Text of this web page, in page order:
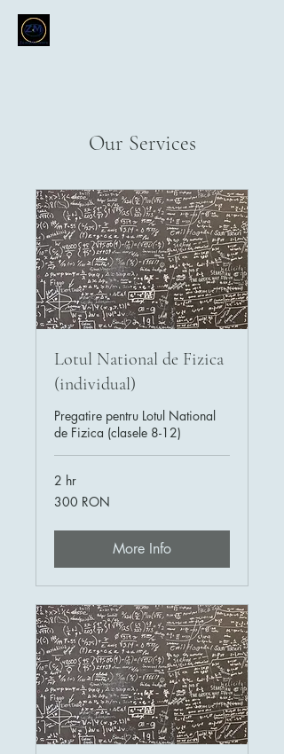
Our Services
Lotul National de Fizica
(individual)
Pregatire pentru Lotul National
de Fizica (clasele 8-12)
2 hr
300
de
300 RON
More Info